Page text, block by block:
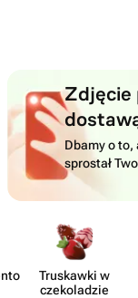
Dbamy o to,
sprostał
Truskawki w
czeko​ladzie